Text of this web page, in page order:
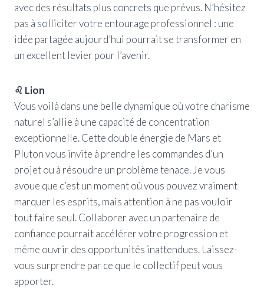
avec des résultats plus concrets que prévus. N’hésitez
pas à solliciter votre entourage professionnel : une
idée partagée aujourd’hui pourrait se transformer en
un excellent levier pour l’avenir.
♌ Lion
Vous voilà dans une belle dynamique où votre charisme
naturel s’allie à une capacité de concentration
exceptionnelle. Cette double énergie de Mars et
Pluton vous invite à prendre les commandes d’un
projet ou à résoudre un problème tenace. Je vous
avoue que c’est un moment où vous pouvez vraiment
marquer les esprits, mais attention à ne pas vouloir
tout faire seul. Collaborer avec un partenaire de
confiance pourrait accélérer votre progression et
même ouvrir des opportunités inattendues. Laissez-
vous surprendre par ce que le collectif peut vous
apporter.